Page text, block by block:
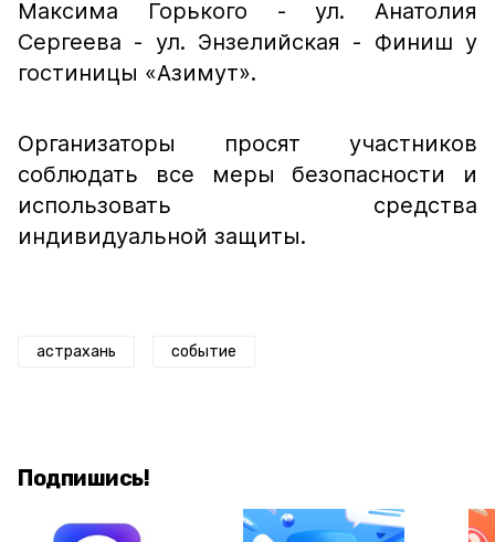
Максима Горького - ул. Анатолия
Сергеева - ул. Энзелийская - Финиш у
гостиницы «Азимут».
Организаторы просят участников
соблюдать все меры безопасности и
использовать средства
индивидуальной защиты.
астрахань событие
Подпишись!